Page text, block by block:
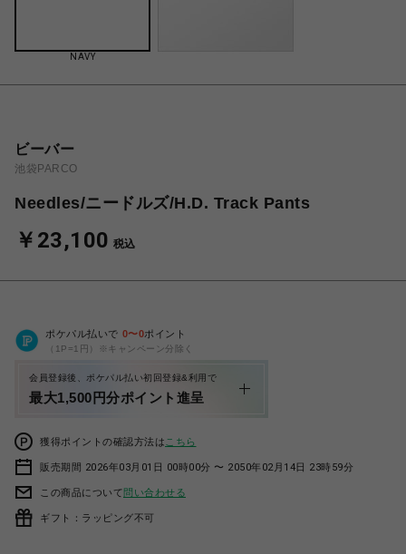
NAVY
ビーバー
池袋PARCO
Needles/ニードルズ/H.D. Track Pants
￥23,100 税込
ポケパル払いで 0〜0ポイント
（1P=1円）※キャンペーン分除く
会員登録後、ポケパル払い初回登録&利用で
最大1,500円分ポイント進呈
獲得ポイントの確認方法は こちら
販売期間 2026年03月01日 00時00分 〜 2050年02月14日 23時59分
この商品について問い合わせる
ギフト：ラッピング不可